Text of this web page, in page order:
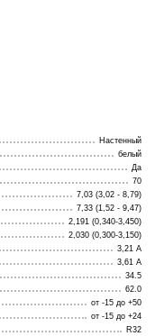
Настенный
белый
Да
70
7,03 (3,02 - 8,79)
7,33 (1,52 - 9,47)
2,191 (0,340-3,450)
2,030 (0,300-3,150)
3,21 A
3,61 A
34.5
62.0
от -15 до +50
от -15 до +24
R32